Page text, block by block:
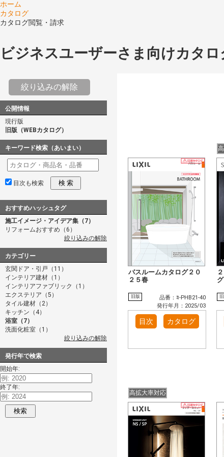
ホーム
カタログ
カタログ閲覧・請求
ビジネスユーザーさま向けカタロ
絞り込みの解除
公開情報
現行版
旧版（WEBカタログ）
キーワード検索（あいまい）
目次も検索 検 索
おすすめハッシュタグ
施工イメージ・アイデア集（7）
リフォームおすすめ（6）
絞り込みの解除
カテゴリー
玄関ドア・引戸（11）
インテリア建材（1）
インテリアファブリック（1）
エクステリア（5）
タイル建材（2）
キッチン（4）
浴室（7）
洗面化粧室（1）
絞り込みの解除
発行年で検索
開始年:
終了年:
検索
バスルームカタログ２０
２５春
旧版
品番：ﾖ-PHB21-40
発行年月：2025/03
目次 カタログ
高拡大率対応